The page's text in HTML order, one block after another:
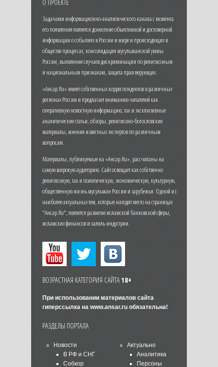
О ПРОЕКТЕ
Задачами информационно-аналитического канала с момента
его появления является донесение объективной и достоверной
информации о событиях в России и мире и происходящих в
обществе процессах, консолидация мусульманской уммы
России, выявление случаев дискриминации по религиозным
и национальным признакам, защита прав верующих.
«Ансар.Ru» имеет собственных корреспондентов в различных
регионах России и предлагает вниманию читателей как
оперативную новостную информацию, так и эксклюзивные
аналитические статьи, обзоры, религиозно-богословские
материалы, мнения известных экспертов по различным
вопросам.
Материалы, публикуемые на «Ансар.Ru», рассчитаны на
самую широкую аудиторию. Сайт освещает как собственно
религиозную, так и политическую, экономическую, культурную,
общественную жизнь мусульман России и зарубежья. Одной из
наиболее актуальных тем, которые находят место на страницах
"Ансар.Ru", является развитие исламской банковской сферы,
исламских финансов и халяль-индустрии.
ВОЗРАСТНАЯ КАТЕГОРИЯ САЙТА18+
При использовании материалов сайта
гиперссылка на www.ansar.ruобязательна!
РАЗДЕЛЫ ПОРТАЛА
Новости
В РФ и СНГ
Собкор
Актуально
Аналитика
Персоны